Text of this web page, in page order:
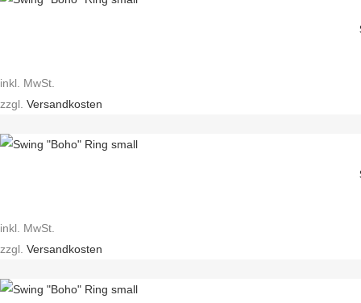
inkl. MwSt.
zzgl. Versandkosten
inkl. MwSt.
zzgl. Versandkosten